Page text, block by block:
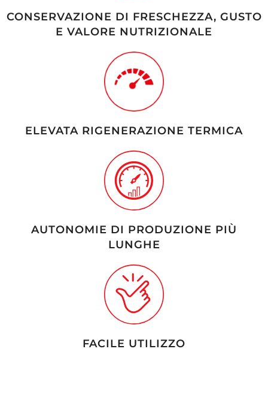
CONSERVAZIONE DI FRESCHEZZA, GUSTO
E VALORE NUTRIZIONALE
ELEVATA RIGENERAZIONE TERMICA
AUTONOMIE DI PRODUZIONE PIÙ
LUNGHE
FACILE UTILIZZO